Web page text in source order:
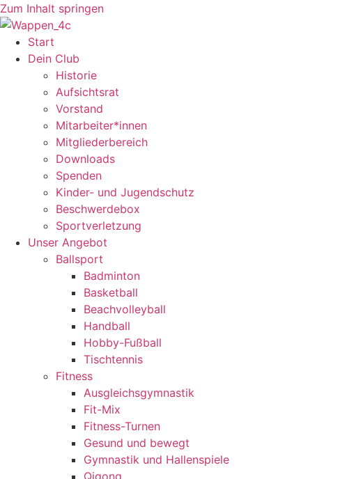
Zum Inhalt springen
Start
Dein Club
Historie
Aufsichtsrat
Vorstand
Mitarbeiter*innen
Mitgliederbereich
Downloads
Spenden
Kinder- und Jugendschutz
Beschwerdebox
Sportverletzung
Unser Angebot
Ballsport
Badminton
Basketball
Beachvolleyball
Handball
Hobby-Fußball
Tischtennis
Fitness
Ausgleichsgymnastik
Fit-Mix
Fitness-Turnen
Gesund und bewegt
Gymnastik und Hallenspiele
Qigong